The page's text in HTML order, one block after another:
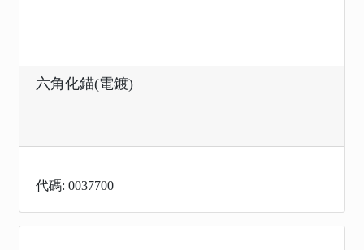
六角化錨(電鍍)
代碼: 0037700